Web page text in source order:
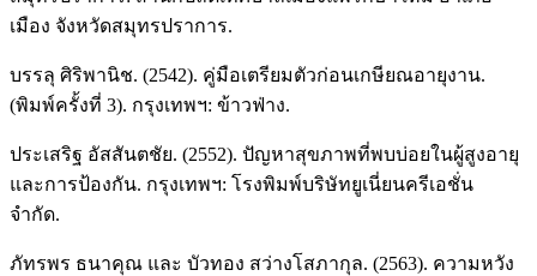
เมือง จังหวัดสมุทรปราการ.
บรรลุ ศิริพานิช. (2542). คู่มือเตรียมตัวก่อนเกษียณอายุงาน.
(พิมพ์ครั้งที่ 3). กรุงเทพฯ: ข้าวฟ่าง.
ประเสริฐ อัสสันตชัย. (2552). ปัญหาสุขภาพที่พบบ่อยในผู้สูงอายุ
และการป้องกัน. กรุงเทพฯ: โรงพิมพ์บริษัทยูเนี่ยนครีเอชั่น
จำกัด.
ภัทรพร ธนาคุณ และ บัวทอง สว่างโสภากุล. (2563). ความหวัง